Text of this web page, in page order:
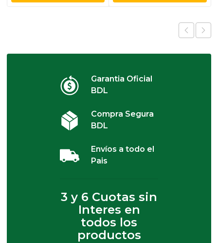
Garantia Oficial
BDL
Compra Segura
BDL
Envíos a todo el
Pais
3 y 6 Cuotas sin
Interes en
todos los
productos